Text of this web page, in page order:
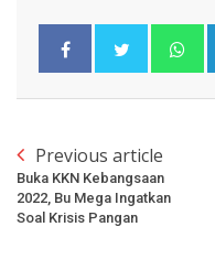
Previous article
Buka KKN Kebangsaan
2022, Bu Mega Ingatkan
Soal Krisis Pangan